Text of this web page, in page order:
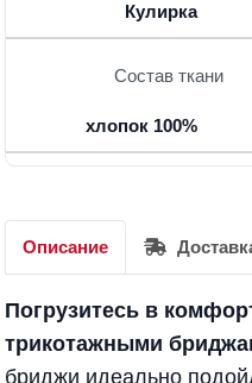
Кулирка
Состав ткани
хлопок 100%
Описание
Погрузитесь в
трикотажными
бриджи идеально